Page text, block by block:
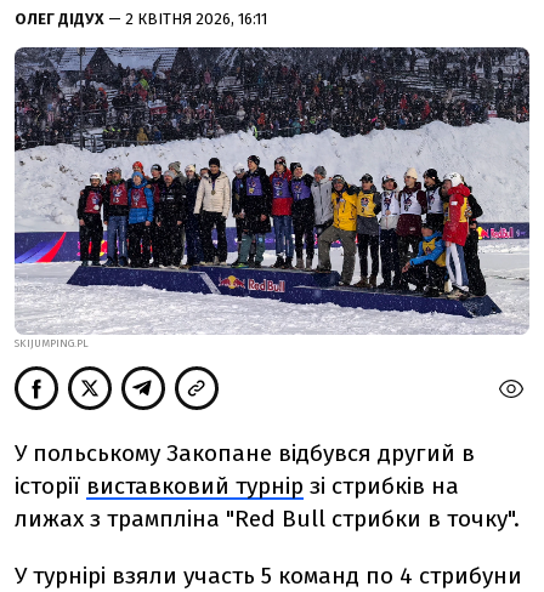
ОЛЕГ ДІДУХ — 2 КВІТНЯ 2026, 16:11
SKIJUMPING.PL
У польському Закопане відбувся другий в
історії виставковий турнір зі стрибків на
лижах з трампліна "Red Bull стрибки в точку".
У турнірі взяли участь 5 команд по 4 стрибуни